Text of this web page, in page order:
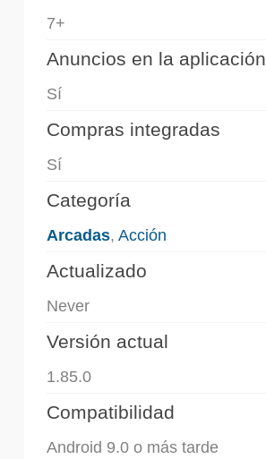
7+
Anuncios en la aplicación
Sí
Compras integradas
Sí
Categoría
Arcadas, Acción
Actualizado
Never
Versión actual
1.85.0
Compatibilidad
Android 9.0 o más tarde